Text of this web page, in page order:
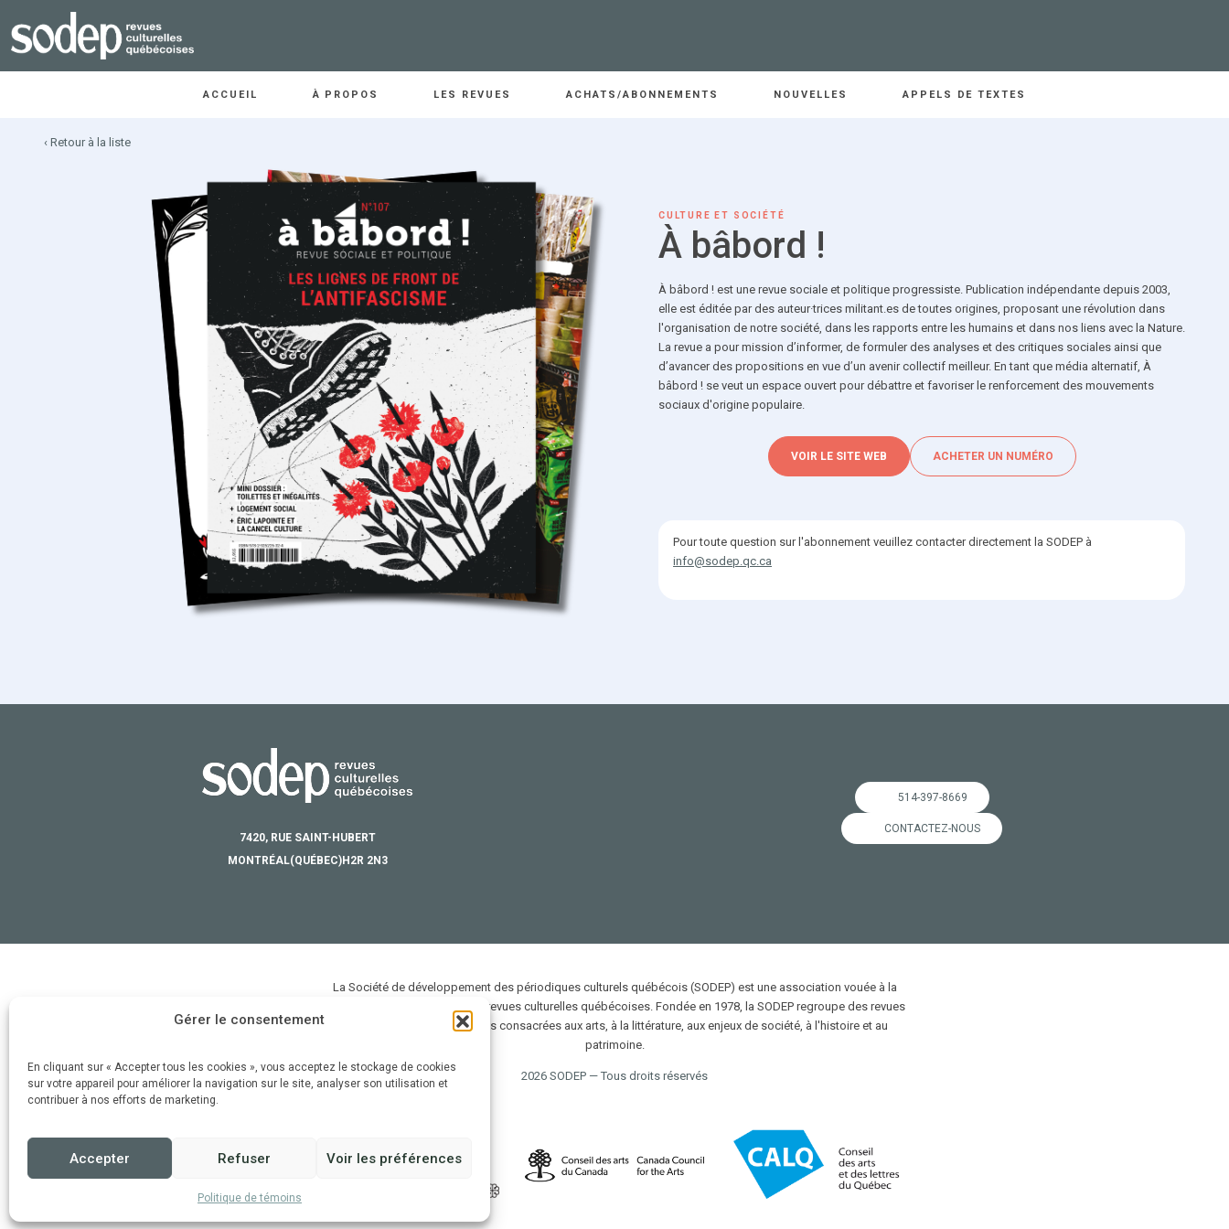
Gérer le consentement
En cliquant sur « Accepter tous les cookies », vous acceptez le stockage de cookies
sur votre appareil pour améliorer la navigation sur le site, analyser son utilisation et
contribuer à nos efforts de marketing.
Accepter Refuser Voir les préférences
Politique de témoins
ACCUEIL À PROPOS LES REVUES ACHATS/ABONNEMENTS NOUVELLES APPELS DE TEXTES
‹ Retour à la liste
CULTURE ET SOCIÉTÉ
À bâbord !
À bâbord ! est une revue sociale et politique progressiste. Publication indépendante depuis 2003,
elle est éditée par des auteur·trices militant.es de toutes origines, proposant une révolution dans
l'organisation de notre société, dans les rapports entre les humains et dans nos liens avec la Nature.
La revue a pour mission d’informer, de formuler des analyses et des critiques sociales ainsi que
d’avancer des propositions en vue d’un avenir collectif meilleur. En tant que média alternatif, À
bâbord ! se veut un espace ouvert pour débattre et favoriser le renforcement des mouvements
sociaux d'origine populaire.
VOIR LE SITE WEB ACHETER UN NUMÉRO
Pour toute question sur l'abonnement veuillez contacter directement la SODEP à
info@sodep.qc.ca
7420, RUE SAINT-HUBERT
MONTRÉAL(QUÉBEC)H2R 2N3
514-397-8669
CONTACTEZ-NOUS
La Société de développement des périodiques culturels québécois (SODEP) est une association vouée à la
défense et à la promotion des revues culturelles québécoises. Fondée en 1978, la SODEP regroupe des revues
riches, diversifiées et uniques consacrées aux arts, à la littérature, aux enjeux de société, à l'histoire et au
patrimoine.
2026 SODEP — Tous droits réservés